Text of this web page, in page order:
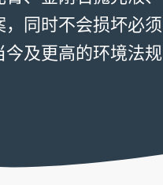
，同时不会损坏必
今及更高的环境法